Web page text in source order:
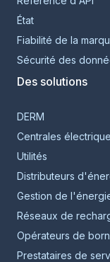
État
Fiabilité de la
Sécurité des
Des solutions
DERM
Centrales
Utilités
Distributeurs
Gestion de
Réseaux de
Opérateurs de
Prestataires de